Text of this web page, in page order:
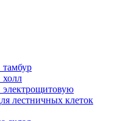
лестничных клеток